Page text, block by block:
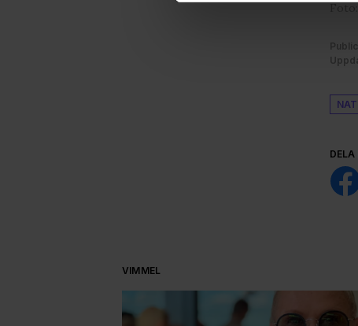
till de sociala medier och
med annan information som
DELA
VIMMEL